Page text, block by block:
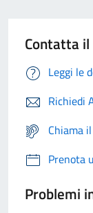
Contatta
Leggi le
Richiedi
Chiama
Prenota
Problemi